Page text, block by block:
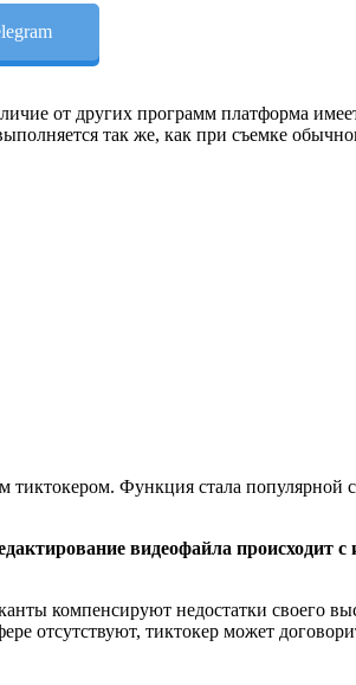
от других программ платформа
так же, как при съемке
Функция стала популярной
видеофайла происходит с
компенсируют недостатки своего
отсутствуют, тиктокер может